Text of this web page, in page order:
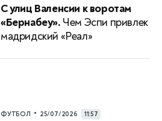
С улиц Валенсии к воротам
«Бернабеу». Чем Эспи привлек
мадридский «Реал»
ФУТБОЛ • 25/07/2026 11:57